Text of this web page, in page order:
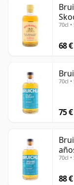
70cl •
68 €
70cl •
75 €
70cl •
88 €